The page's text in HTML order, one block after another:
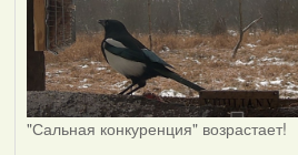
"Сальная конкуренция" возрастает!